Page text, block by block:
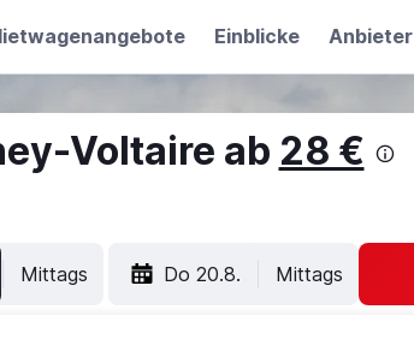
Einblicke Anbieter
Voltaire ab 28 €
Mittags Do 20.8. Mittags